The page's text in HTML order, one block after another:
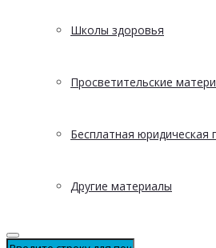
Школы здоровья
Просветительские
Бесплатная
Другие материалы